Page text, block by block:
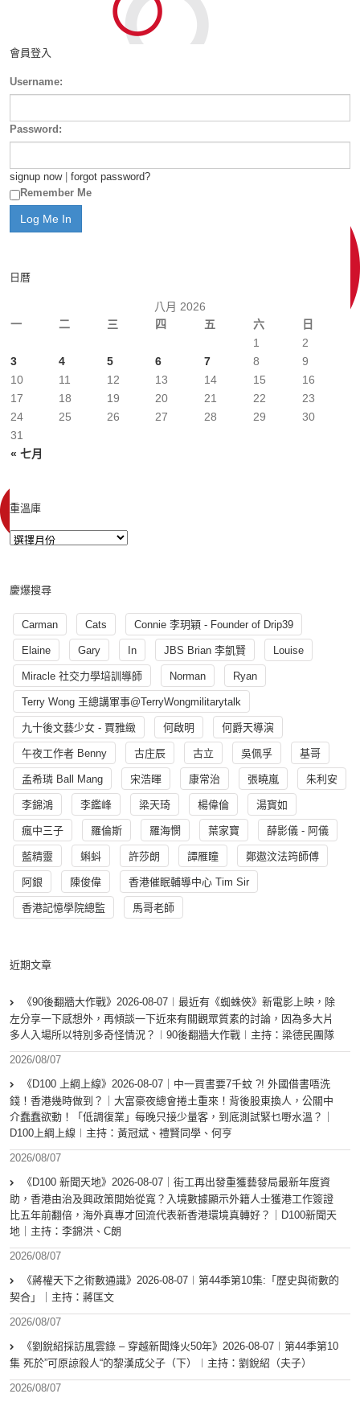
會員登入
Username:
Password:
signup now| forgot password?
Remember Me
日曆
八月 2026
一
二 三 四 五 六 日
« 七月
1
2
3
4 5 6 7 8
9
10
11 12 13 14 15
16
17
18 19 20 21 22
23
24
25 26 27 28 29
30
31
重溫庫
慶爆搜尋
Carman Cats Connie 李玥穎 - Founder of Drip39
Elaine Gary In JBS Brian 李凱賢 Louise
Miracle 社交力學培訓導師 Norman Ryan
Terry Wong 王總講軍事@TerryWongmilitarytalk
九十後文藝少女 - 賈雅緻 何啟明 何爵天導演
午夜工作者 Benny 古庄辰 古立 吳佩孚 基哥
孟希璘 Ball Mang 宋浩暉 康常治 張曉嵐 朱利安
李錦鴻 李鑑峰 梁天琦 楊偉倫 湯寳如
瘋中三子 羅倫斯 羅海憫 葉家寶 薛影儀 - 阿儀
藍精靈 蝌蚪 許莎朗 譚雁瞳 鄭遨汶法筠師傅
阿銀 陳俊偉 香港催眠輔導中心 Tim Sir
香港記憶學院總監 馬哥老師
近期文章
《90後翻牆大作戰》2026-08-07︱最近有《蜘蛛俠》新電影上映，除
左分享一下感想外，再傾談一下近來有關觀眾質素的討論，因為多大片
多人入場所以特別多奇怪情況？︱90後翻牆大作戰︱主持：梁德民團隊
2026/08/07
《D100 上綱上線》2026-08-07｜中一買書要7千蚊 ?! 外國借書唔洗
錢！香港幾時做到？｜大富豪夜總會捲土重來！背後股東換人，公關中
介蠢蠢欲動！「低調復業」每晚只接少量客，到底測試緊乜嘢水溫？｜
D100上綱上線︱主持：黃冠斌、禮賢同學、何亨
2026/08/07
《D100 新聞天地》2026-08-07｜街工再出發重獲藝發局最新年度資
助，香港由治及興政策開始從寬？入境數據顯示外籍人士獲港工作簽證
比五年前翻倍，海外真專才回流代表新香港環境真轉好？｜D100新聞天
地｜主持：李錦洪、C朗
2026/08/07
《蔣權天下之術數通識》2026-08-07︱第44季第10集:「歴史與術數的
契合」｜主持：蔣匡文
2026/08/07
《劉銳紹採訪風雲錄 – 穿越新聞烽火50年》2026-08-07︱第44季第10
集 死於”可原諒殺人“的黎漢成父子（下）︱主持：劉銳紹（夫子）
2026/08/07